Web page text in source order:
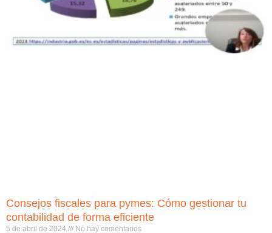
Consejos fiscales para pymes: Cómo gestionar tu
contabilidad de forma eficiente
5 de abril de 2024 No hay comentarios